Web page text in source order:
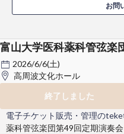
お問
富山大学医科薬科管弦楽
2026/6/6(土)
高周波文化ホール
終了しました
電子チケット販売・管理の
薬科管弦楽団第49回定期演奏